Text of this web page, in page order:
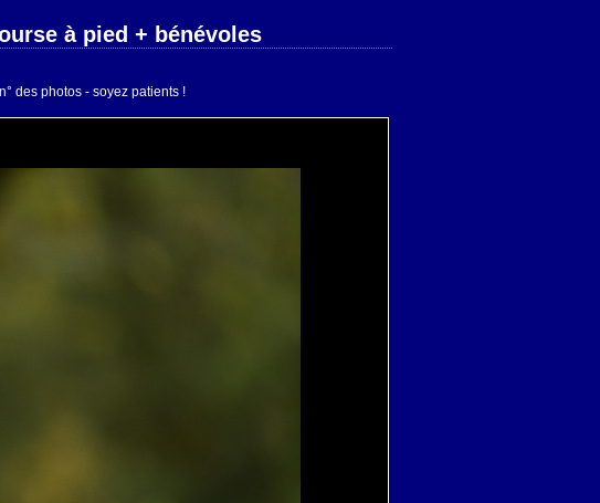
à pied + bénévoles
des photos - soyez patients !